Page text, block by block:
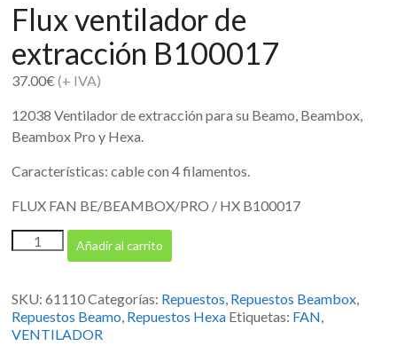
Flux ventilador de
extracción B100017
37.00€(+ IVA)
12038 Ventilador de extracción para su Beamo, Beambox,
Beambox Pro y Hexa.
Características: cable con 4 filamentos.
FLUX FAN BE/BEAMBOX/PRO / HX B100017
ventilador
B100017
cantidad
Añadir al carrito
SKU:61110Categorías: Repuestos, Repuestos Beambox,
Repuestos Beamo, Repuestos Hexa Etiquetas: FAN,
VENTILADOR